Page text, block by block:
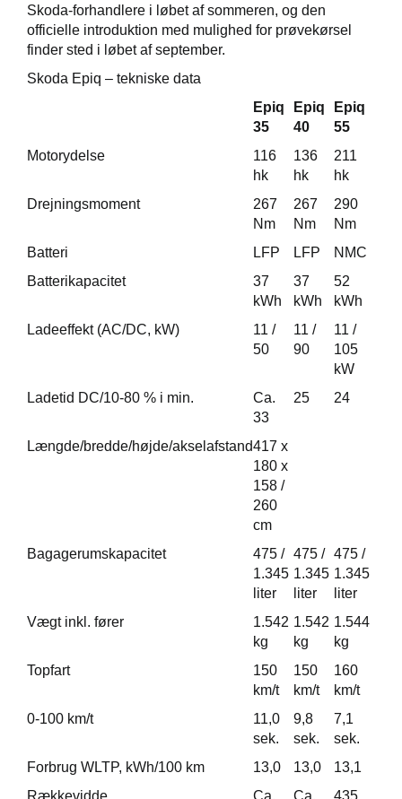
Skoda-forhandlere i løbet af sommeren, og den
officielle introduktion med mulighed for prøvekørsel
finder sted i løbet af september.
Skoda Epiq – tekniske data
Epiq
35
Epiq
40
Epiq
55
Motorydelse
116
hk
136
hk
211
hk
Drejningsmoment
267
Nm
267
Nm
290
Nm
Batteri
LFP LFP
NMC
Batterikapacitet
37
kWh
37
kWh
52
kWh
Ladeeffekt (AC/DC, kW)
11 /
50
11 /
90
11 /
105
kW
Ladetid DC/10-80 % i min.
Ca.
33
25 24
Længde/bredde/højde/akselafstand417 x
180 x
158 /
260
cm
Bagagerumskapacitet
475 /
1.345
liter
475 /
1.345
liter
475 /
1.345
liter
Vægt inkl. fører
1.542
kg
1.542
kg
1.544
kg
Topfart
150
km/t
150
km/t
160
km/t
0-100 km/t
11,0
sek.
9,8
sek.
7,1
sek.
Forbrug WLTP, kWh/100 km
13,0 13,0
13,1
Rækkevidde
Ca.
Ca.
435